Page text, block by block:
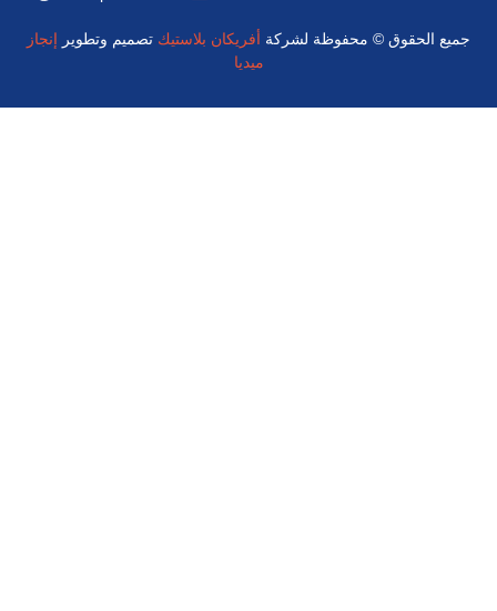
جميع الحقوق © محفوظة لشركة أفريكان بلاستيك تصميم وتطوير إنجاز
ميديا